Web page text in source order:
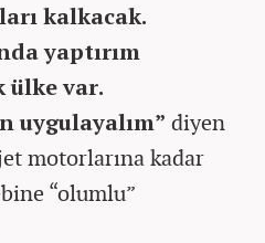
kalkacak.
yaptırım
ülke var.
uygulayalım” diyen
motorlarına kadar
“olumlu”